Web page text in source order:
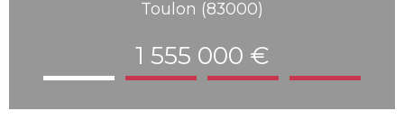
Toulon (83000)
1 555 000 €